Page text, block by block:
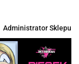
Administrator Sklepu